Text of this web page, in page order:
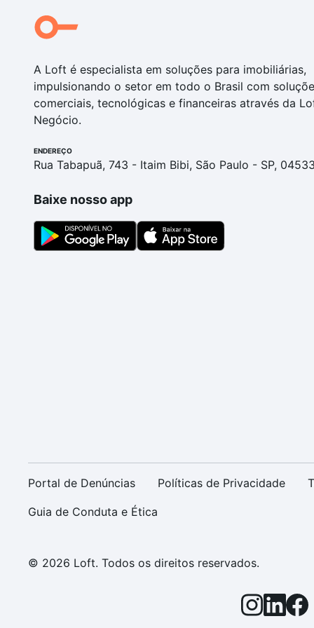
A Loft é especialista em soluções para imobiliárias,
impulsionando o setor em todo o Brasil com
comerciais, tecnológicas e financeiras através da
Negócio.
ENDEREÇO
Rua Tabapuã, 743 - Itaim Bibi, São Paulo - SP,
Baixe nosso app
Portal de Denúncias Políticas de Privacidade
Guia de Conduta e Ética
© 2026 Loft. Todos os direitos reservados.